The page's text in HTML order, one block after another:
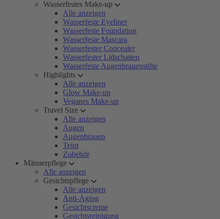
Wasserfestes Make-up
Alle anzeigen
Wasserfeste Eyeliner
Wasserfeste Foundation
Wasserfeste Mascara
Wasserfester Concealer
Wasserfester Lidschatten
Wasserfeste Augenbrauenstifte
Highlights
Alle anzeigen
Glow Make-up
Veganes Make-up
Travel Size
Alle anzeigen
Augen
Augenbrauen
Teint
Zubehör
Männerpflege
Alle anzeigen
Gesichtspflege
Alle anzeigen
Anti-Aging
Gesichtscreme
Gesichtsreinigung